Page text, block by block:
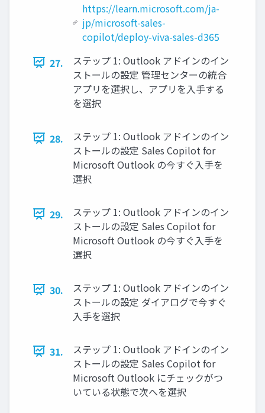
https://learn.microsoft.com/ja-
jp/microsoft-sales-
copilot/deploy-viva-sales-d365
27.
ステップ 1: Outlook アドインのイン
ストールの設定 管理センターの統合
アプリを選択し、アプリを入手する
を選択
28.
ステップ 1: Outlook アドインのイン
ストールの設定 Sales Copilot for
Microsoft Outlook の今すぐ入手を
選択
29.
ステップ 1: Outlook アドインのイン
ストールの設定 Sales Copilot for
Microsoft Outlook の今すぐ入手を
選択
30.
ステップ 1: Outlook アドインのイン
ストールの設定 ダイアログで今すぐ
入手を選択
31.
ステップ 1: Outlook アドインのイン
ストールの設定 Sales Copilot for
Microsoft Outlook にチェックがつ
いている状態で次へを選択